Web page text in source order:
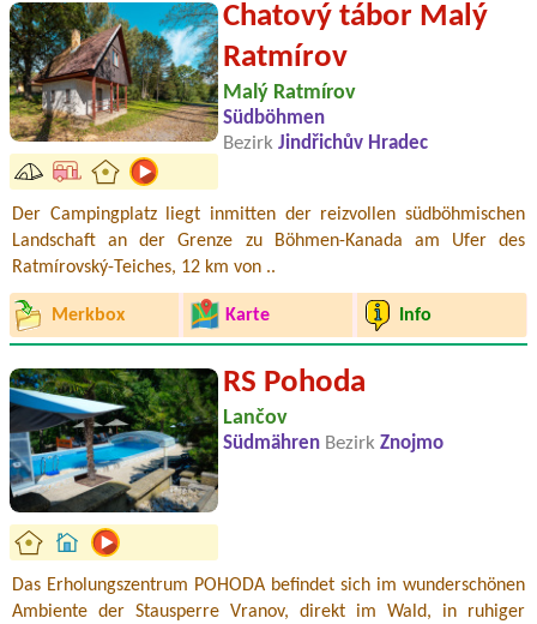
Chatový tábor Malý
Ratmírov
Malý Ratmírov
Südböhmen
Bezirk Jindřichův Hradec
Der Campingplatz liegt inmitten der reizvollen südböhmischen
Landschaft an der Grenze zu Böhmen-Kanada am Ufer des
Ratmírovský-Teiches, 12 km von ..
Merkbox Karte Info
RS Pohoda
Lančov
Südmähren Bezirk Znojmo
Das Erholungszentrum POHODA befindet sich im wunderschönen
Ambiente der Stausperre Vranov, direkt im Wald, in ruhiger